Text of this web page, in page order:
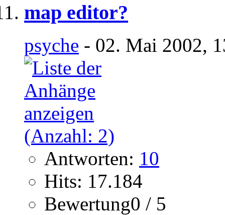
map editor?
psyche - 02. Mai 2002,
Antworten: 10
Hits: 17.184
Bewertung0 / 5